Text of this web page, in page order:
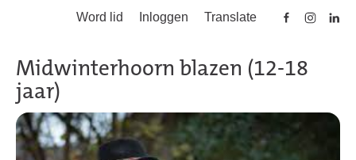
Word lid Inloggen Translate
Midwinterhoorn blazen (12-18
jaar)